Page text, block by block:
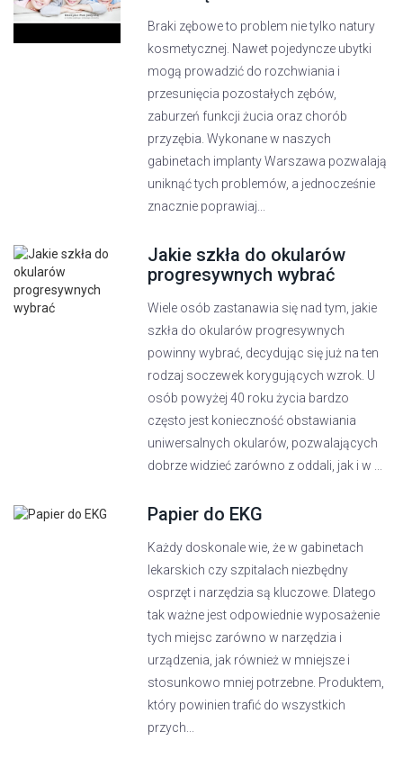
Braki zębowe to problem nie tylko natury
kosmetycznej. Nawet pojedyncze ubytki
mogą prowadzić do rozchwiania i
przesunięcia pozostałych zębów,
zaburzeń funkcji żucia oraz chorób
przyzębia. Wykonane w naszych
gabinetach implanty Warszawa pozwalają
uniknąć tych problemów, a jednocześnie
znacznie poprawiaj...
Jakie szkła do okularów
progresywnych wybrać
Wiele osób zastanawia się nad tym, jakie
szkła do okularów progresywnych
powinny wybrać, decydując się już na ten
rodzaj soczewek korygujących wzrok. U
osób powyżej 40 roku życia bardzo
często jest konieczność obstawiania
uniwersalnych okularów, pozwalających
dobrze widzieć zarówno z oddali, jak i w ...
Papier do EKG
Każdy doskonale wie, że w gabinetach
lekarskich czy szpitalach niezbędny
osprzęt i narzędzia są kluczowe. Dlatego
tak ważne jest odpowiednie wyposażenie
tych miejsc zarówno w narzędzia i
urządzenia, jak również w mniejsze i
stosunkowo mniej potrzebne. Produktem,
który powinien trafić do wszystkich
przych...